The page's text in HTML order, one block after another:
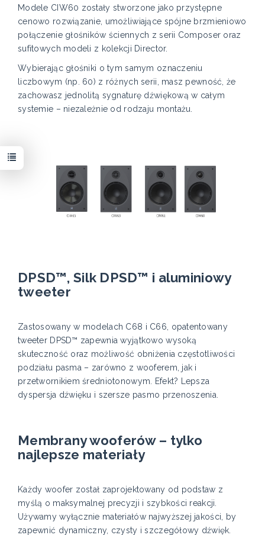
Modele CIW60 zostały stworzone jako przystępne
cenowo rozwiązanie, umożliwiające spójne brzmieniowo
połączenie głośników ściennych z serii Composer oraz
sufitowych modeli z kolekcji Director.
Wybierając głośniki o tym samym oznaczeniu
liczbowym (np. 60) z różnych serii, masz pewność, że
zachowasz jednolitą sygnaturę dźwiękową w całym
systemie – niezależnie od rodzaju montażu.
DPSD™, Silk DPSD™ i aluminiowy
tweeter
Zastosowany w modelach C68 i C66, opatentowany
tweeter DPSD™ zapewnia wyjątkowo wysoką
skuteczność oraz możliwość obniżenia częstotliwości
podziału pasma – zarówno z wooferem, jak i
przetwornikiem średniotonowym. Efekt? Lepsza
dyspersja dźwięku i szersze pasmo przenoszenia.
Membrany wooferów – tylko
najlepsze materiały
Każdy woofer został zaprojektowany od podstaw z
myślą o maksymalnej precyzji i szybkości reakcji.
Używamy wyłącznie materiałów najwyższej jakości, by
zapewnić dynamiczny, czysty i szczegółowy dźwięk.